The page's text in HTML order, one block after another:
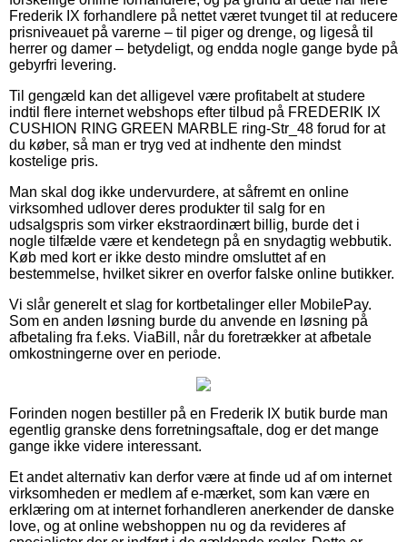
Frederik IX forhandlere på nettet været tvunget til at reducere
prisniveauet på varerne – til piger og drenge, og ligeså til
herrer og damer – betydeligt, og endda nogle gange byde på
gebyrfri levering.
Til gengæld kan det alligevel være profitabelt at studere
indtil flere internet webshops efter tilbud på FREDERIK IX
CUSHION RING GREEN MARBLE ring-Str_48 forud for at
du køber, så man er tryg ved at indhente den mindst
kostelige pris.
Man skal dog ikke undervurdere, at såfremt en online
virksomhed udlover deres produkter til salg for en
udsalgspris som virker ekstraordinært billig, burde det i
nogle tilfælde være et kendetegn på en snydagtig webbutik.
Køb med kort er ikke desto mindre omsluttet af en
bestemmelse, hvilket sikrer en overfor falske online butikker.
Vi slår generelt et slag for kortbetalinger eller MobilePay.
Som en anden løsning burde du anvende en løsning på
afbetaling fra f.eks. ViaBill, når du foretrækker at afbetale
omkostningerne over en periode.
Forinden nogen bestiller på en Frederik IX butik burde man
egentlig granske dens forretningsaftale, dog er det mange
gange ikke videre interessant.
Et andet alternativ kan derfor være at finde ud af om internet
virksomheden er medlem af e-mærket, som kan være en
erklæring om at internet forhandleren anerkender de danske
love, og at online webshoppen nu og da revideres af